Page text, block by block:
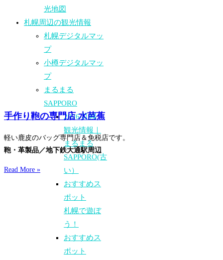
光地図
札幌周辺の観光情報
札幌デジタルマッ
プ
小樽デジタルマッ
プ
まるまる
SAPPORO
2026 札幌
観光情報｜
まるまる
SAPPORO(古
い）
おすすめス
ポット
札幌で遊ぼ
う！
おすすめス
ポット
手作り鞄の専門店 水芭蕉
軽い鹿皮のバッグ専門店＆免税店です。
鞄・革製品／地下鉄大通駅周辺
Read More »